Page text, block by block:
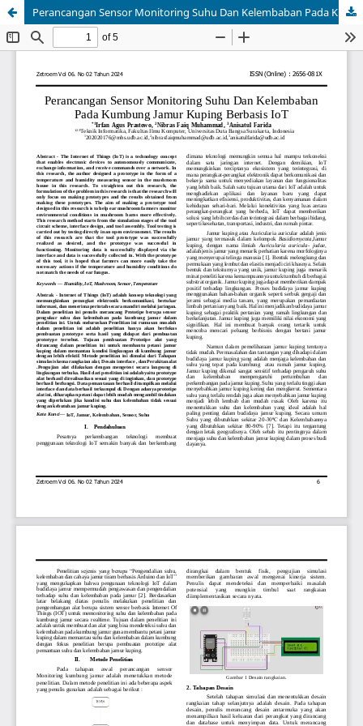
Perancangan Sensor Monitoring Suhu Dan Kelembaban Pada Kumbung Jamur Kuping Berbasis Iot